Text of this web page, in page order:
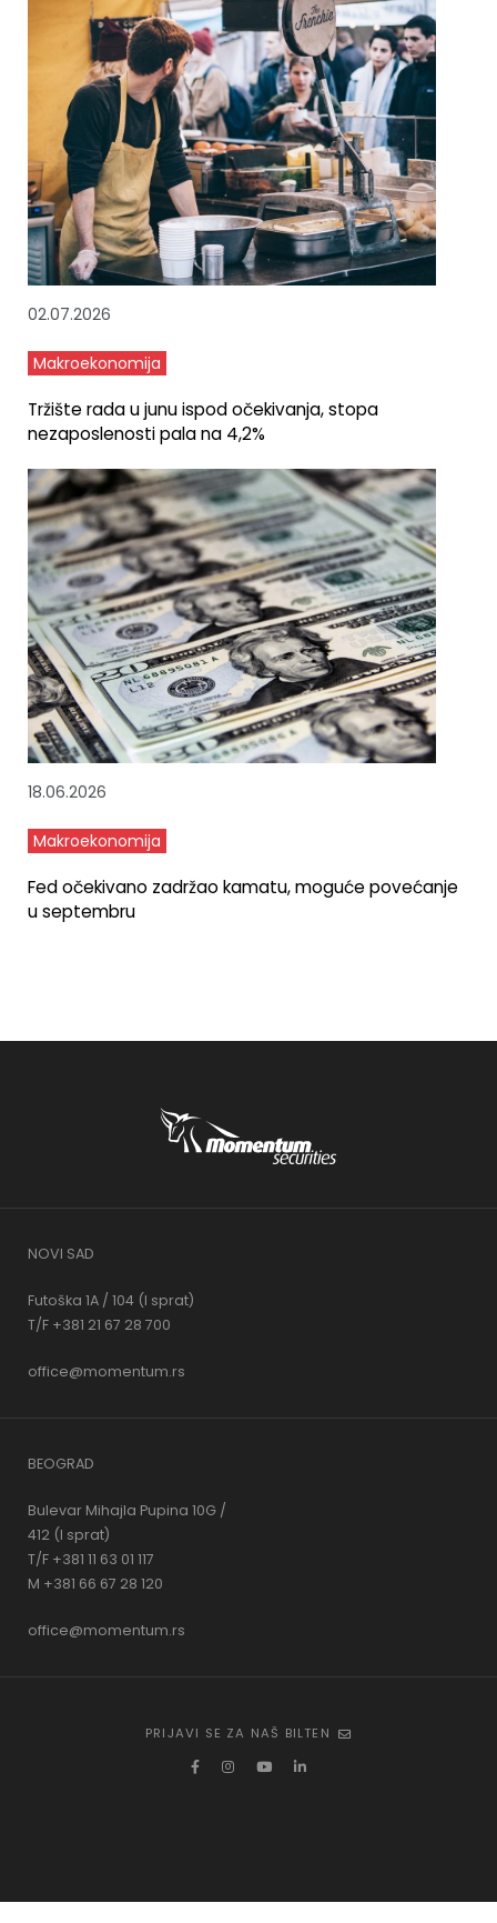
02.07.2026
Makroekonomija
Tržište rada u junu ispod očekivanja, stopa
nezaposlenosti pala na 4,2%
18.06.2026
Makroekonomija
Fed očekivano zadržao kamatu, moguće povećanje
u septembru
NOVI SAD
Futoška 1A / 104 (I sprat)
T/F +381 21 67 28 700
office@momentum.rs
BEOGRAD
Bulevar Mihajla Pupina 10G /
412 (I sprat)
T/F +381 11 63 01 117
M +381 66 67 28 120
office@momentum.rs
PRIJAVI SE ZA NAŠ BILTEN